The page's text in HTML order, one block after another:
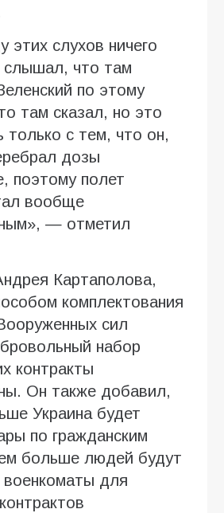
этих слухов ничего
что там
по этому
там сказал, но это
только с тем, что он,
дозы
поэтому полет
вообще
— отметил
Картаполова,
комплектования
сил
набор
контракты
Он также добавил,
Украина будет
по гражданским
больше людей будут
военкоматы для